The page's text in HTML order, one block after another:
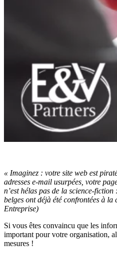
« Imaginez : votre site web est
adresses e-mail usurpées, votre
n’est hélas pas de la science-
belges ont déjà été confrontées à
Entreprise)
Si vous êtes convaincu que les
important pour votre organisation,
mesures !